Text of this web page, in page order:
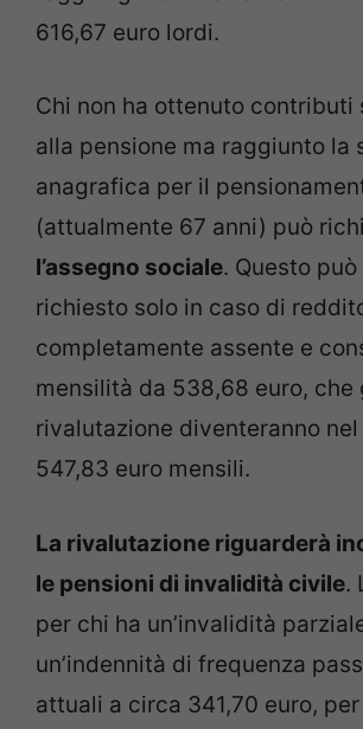
616,67 euro lordi.
Chi non ha ottenuto contributi
alla pensione ma raggiunto la
anagrafica per il
(attualmente 67 anni) può
l’assegno sociale. Questo
richiesto solo in caso di
completamente assente e
mensilità da 538,68 euro, che
rivalutazione diventeranno
547,83 euro mensili.
La rivalutazione riguarderà
le pensioni di invalidità civile.
per chi ha un’invalidità
un’indennità di frequenza
attuali a circa 341,70 euro,